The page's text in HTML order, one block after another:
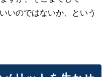
いのではないか、という